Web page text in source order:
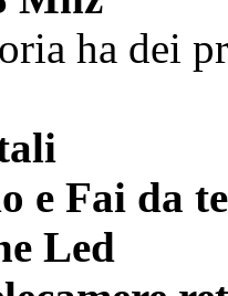
ha dei
e Fai da te
Led